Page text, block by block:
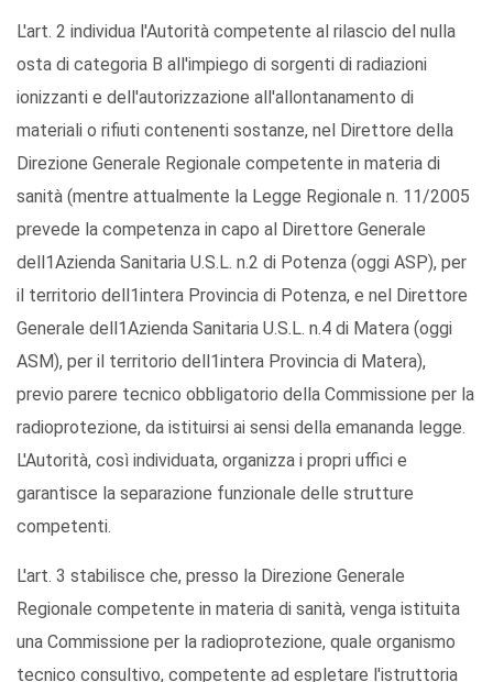
L'art. 2 individua l'Autorità competente al rilascio del nulla
osta di categoria B all'impiego di sorgenti di radiazioni
ionizzanti e dell'autorizzazione all'allontanamento di
materiali o rifiuti contenenti sostanze, nel Direttore della
Direzione Generale Regionale competente in materia di
sanità (mentre attualmente la Legge Regionale n. 11/2005
prevede la competenza in capo al Direttore Generale
dell1Azienda Sanitaria U.S.L. n.2 di Potenza (oggi ASP), per
il territorio dell1intera Provincia di Potenza, e nel Direttore
Generale dell1Azienda Sanitaria U.S.L. n.4 di Matera (oggi
ASM), per il territorio dell1intera Provincia di Matera),
previo parere tecnico obbligatorio della Commissione per la
radioprotezione, da istituirsi ai sensi della emananda legge.
L'Autorità, così individuata, organizza i propri uffici e
garantisce la separazione funzionale delle strutture
competenti.
L'art. 3 stabilisce che, presso la Direzione Generale
Regionale competente in materia di sanità, venga istituita
una Commissione per la radioprotezione, quale organismo
tecnico consultivo, competente ad espletare l'istruttoria